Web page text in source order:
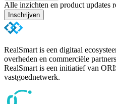
Alle inzichten en product updates
Inschrijven
RealSmart is een digitaal
overheden en commerciële
RealSmart is een initiatief van
vastgoednetwerk.